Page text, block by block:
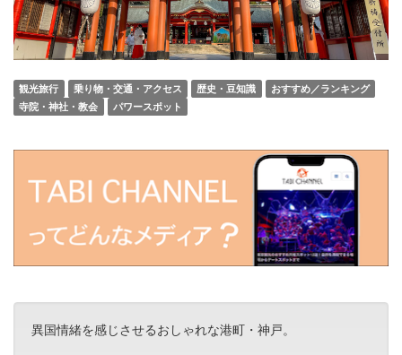
観光旅行 乗り物・交通・アクセス 歴史・豆知識
おすすめ／ランキング
寺院・神社・教会
パワースポット
異国情緒を感じさせるおしゃれな港町・神戸。